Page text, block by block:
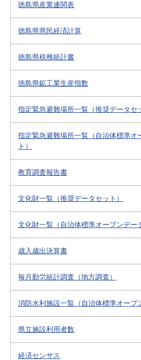
徳島県産業連関表
徳島県県民経済計算
徳島県税務統計書
徳島県鉱工業生産指数
指定緊急避難場所一覧（推奨データセ
指定緊急避難場所一覧（自治体標準オ
ト）
教育調査報告書
文化財一覧（推奨データセット）
文化財一覧（自治体標準オープンデー
歳入歳出決算書
毎月勤労統計調査（地方調査）
消防水利施設一覧（自治体標準オープ
県立施設利用者数
経済センサス